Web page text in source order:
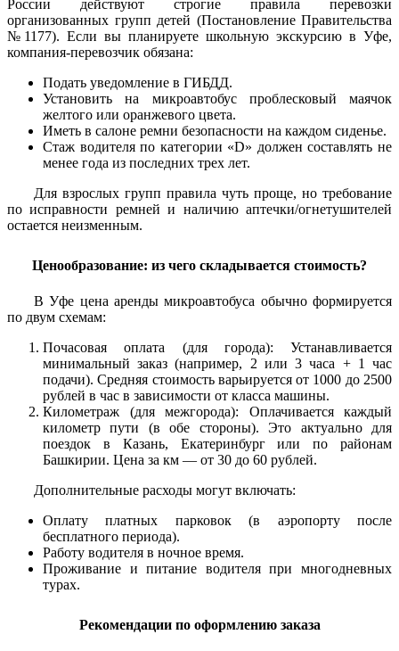
России действуют строгие правила перевозки
организованных групп детей (Постановление Правительства
№1177). Если вы планируете школьную экскурсию в Уфе,
компания-перевозчик обязана:
Подать уведомление в ГИБДД.
Установить на микроавтобус проблесковый маячок
желтого или оранжевого цвета.
Иметь в салоне ремни безопасности на каждом сиденье.
Стаж водителя по категории «D» должен составлять не
менее года из последних трех лет.
Для взрослых групп правила чуть проще, но требование
по исправности ремней и наличию аптечки/огнетушителей
остается неизменным.
Ценообразование: из чего складывается стоимость?
В Уфе цена аренды микроавтобуса обычно формируется
по двум схемам:
Почасовая оплата (для города): Устанавливается
минимальный заказ (например, 2 или 3 часа + 1 час
подачи). Средняя стоимость варьируется от 1000 до 2500
рублей в час в зависимости от класса машины.
Километраж (для межгорода): Оплачивается каждый
километр пути (в обе стороны). Это актуально для
поездок в Казань, Екатеринбург или по районам
Башкирии. Цена за км — от 30 до 60 рублей.
Дополнительные расходы могут включать:
Оплату платных парковок (в аэропорту после
бесплатного периода).
Работу водителя в ночное время.
Проживание и питание водителя при многодневных
турах.
Рекомендации по оформлению заказа